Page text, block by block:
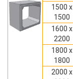
1500 x
1500
1600 x
2200
1800 x
1800
2000 x